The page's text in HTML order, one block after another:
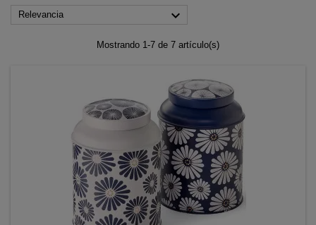
Relevancia 
Mostrando 1-7 de 7 artículo(s)